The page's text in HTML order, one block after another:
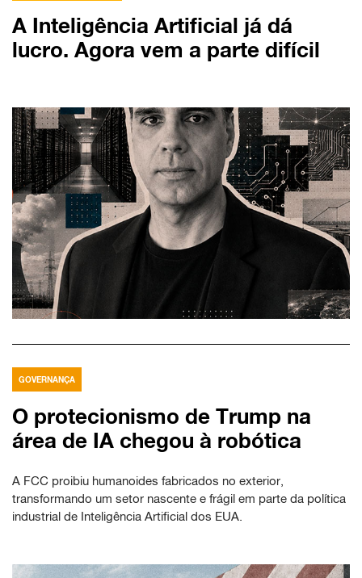
A Inteligência Artificial já dá
lucro. Agora vem a parte difícil
GOVERNANÇA
O protecionismo de Trump na
área de IA chegou à robótica
A FCC proibiu humanoides fabricados no exterior,
transformando um setor nascente e frágil em parte da política
industrial de Inteligência Artificial dos EUA.